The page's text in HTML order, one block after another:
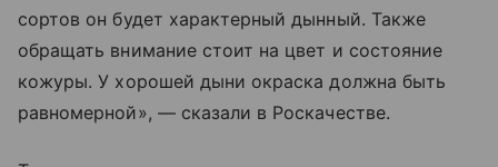
сортов он будет характерный дынный. Также
обращать внимание стоит на цвет и состояние
кожуры. У хорошей дыни окраска должна быть
равномерной», — сказали в Роскачестве.